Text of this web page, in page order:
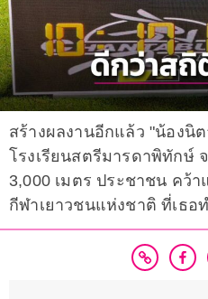
สร้างผลงานอีกแล้ว "น้องนิ
โรงเรียนสตรีมารดาพิทักษ์
3,000 เมตร ประชาชน คว้
กีฬาเยาวชนแห่งชาติ ที่เธอ